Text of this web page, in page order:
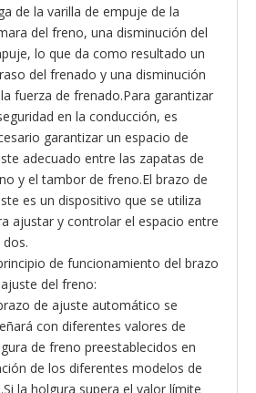
de la varilla de empuje de la
del freno, una disminución del
lo que da como resultado un
del frenado y una disminución
fuerza de frenado.Para garantizar
en la conducción, es
garantizar un espacio de
adecuado entre las zapatas de
y el tambor de freno.El brazo de
es un dispositivo que se utiliza
ajustar y controlar el espacio entre
de funcionamiento del brazo
del freno:
de ajuste automático se
con diferentes valores de
de freno preestablecidos en
de los diferentes modelos de
la holgura supera el valor límite